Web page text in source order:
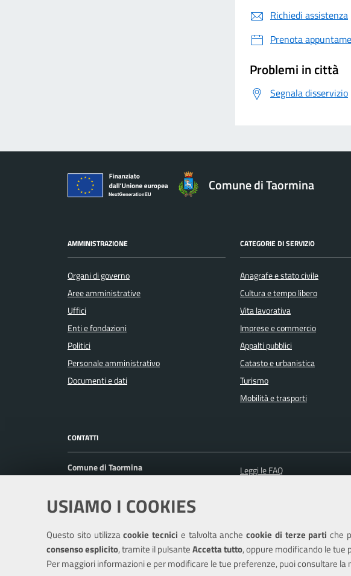
USIAMO I COOKIES
Questo sito utilizzacookie tecnici e talvolta anchecookie di terze parti che
consenso esplicito, tramite il pulsanteAccetta tutto, oppure modificando le tue
Per maggiori informazioni e per modificare le tue preferenze, puoi consultare la
Richiedi assistenza
Prenota
Problemi in città
Segnala disservizio
Comune di Taormina
AMMINISTRAZIONE
Organi di governo
Aree amministrative
Uffici
Enti e fondazioni
Politici
Personale amministrativo
Documenti e dati
CATEGORIE DI SERVIZIO
Anagrafe e stato civile
Cultura e tempo libero
Vita lavorativa
Imprese e commercio
Appalti pubblici
Catasto e urbanistica
Turismo
Mobilità e trasporti
CONTATTI
Comune di Taormina
Ufficio Relazioni con il Pubblico
protocollo@pec.comune.taormina.me.it
Centralino unico: +39 0942 6101
Leggi le FAQ